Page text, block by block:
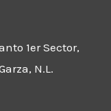
1er Sector,
N.L.